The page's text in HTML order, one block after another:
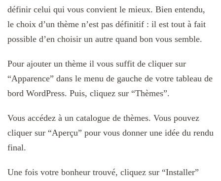
définir celui qui vous convient le mieux. Bien entendu,
le choix d’un thème n’est pas définitif : il est tout à fait
possible d’en choisir un autre quand bon vous semble.
Pour ajouter un thème il vous suffit de cliquer sur
“Apparence” dans le menu de gauche de votre tableau de
bord WordPress. Puis, cliquez sur “Thèmes”.
Vous accédez à un catalogue de thèmes. Vous pouvez
cliquer sur “Aperçu” pour vous donner une idée du rendu
final.
Une fois votre bonheur trouvé, cliquez sur “Installer”